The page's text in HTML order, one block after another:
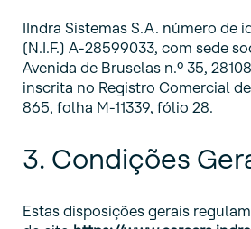
IIndra Sistemas S.A. número de
(N.I.F.) A-28599033, com sede
Avenida de Bruselas n.º 35,
inscrita no Registro Comercial
865, folha M-11339, fólio 28.
3. Condições
Estas disposições gerais